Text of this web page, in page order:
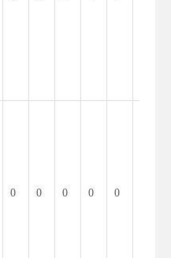
0 0 0 0 0